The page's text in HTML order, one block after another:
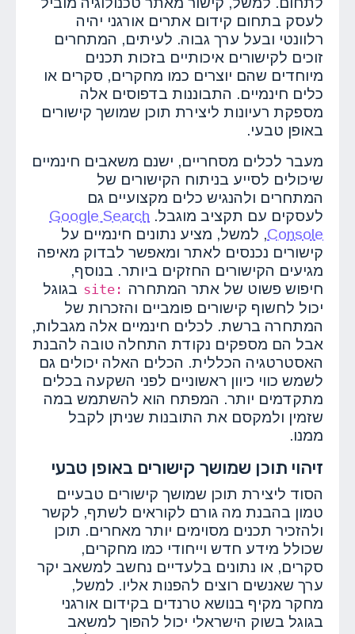
לעסק בתחום קידום אתרים אורגני יהיה
רלוונטי ובעל ערך גבוה. לעיתים, המתחרים
זוכים לקישורים איכותיים בזכות תכנים
מיוחדים שהם יוצרים כמו מחקרים, סקרים או
כלים חינמיים. התבוננות בדפוסים אלה
מספקת רעיונות ליצירת תוכן שמושך קישורים
באופן טבעי.
מעבר לכלים מסחריים, ישנם משאבים חינמיים
שיכולים לסייע בניתוח הקישורים של
המתחרים ולהנגיש כלים מקצועיים גם
לעסקים עם תקציב מוגבל. Google Search
Console, למשל, מציע נתונים חינמיים על
קישורים נכנסים לאתר ומאפשר לבדוק מאיפה
מגיעים הקישורים החזקים ביותר. בנוסף,
חיפוש פשוט של אתר המתחרה site: בגוגל
יכול לחשוף קישורים פומביים והזכרות של
המתחרה ברשת. לכלים חינמיים אלה מגבלות,
אבל הם מספקים נקודת התחלה טובה להבנת
האסטרטגיה הכללית. הכלים האלה יכולים גם
לשמש כווי כיוון ראשוניים לפני השקעה בכלים
מתקדמים יותר. המפתח הוא להשתמש במה
שזמין ולמקסם את התובנות שניתן לקבל
ממנו.
זיהוי תוכן שמושך קישורים באופן טבעי
הסוד ליצירת תוכן שמושך קישורים טבעיים
טמון בהבנת מה גורם לקוראים לשתף, לקשר
ולהזכיר תכנים מסוימים יותר מאחרים. תוכן
שכולל מידע חדש וייחודי כמו מחקרים,
סקרים, או נתונים בלעדיים נחשב למשאב יקר
ערך שאנשים רוצים להפנות אליו. למשל,
מחקר מקיף בנושא טרנדים בקידום אורגני
בגוגל בשוק הישראלי יכול להפוך למשאב